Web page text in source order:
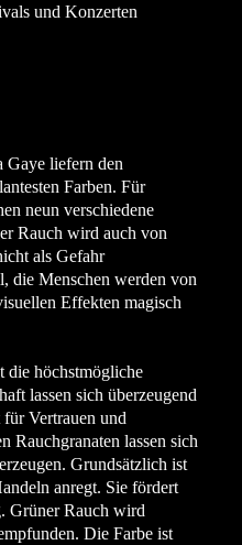
und Konzerten
Gaye liefern den
Farben. Für
neun verschiedene
Rauch wird auch von
als Gefahr
die Menschen werden von
Effekten magisch
die höchstmögliche
lassen sich überzeugend
Vertrauen und
Rauchgranaten lassen sich
Grundsätzlich ist
anregt. Sie fördert
Grüner Rauch wird
Die Farbe ist